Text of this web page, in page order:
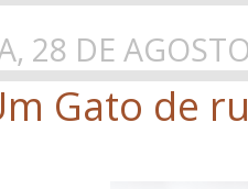
28 DE
Gato de